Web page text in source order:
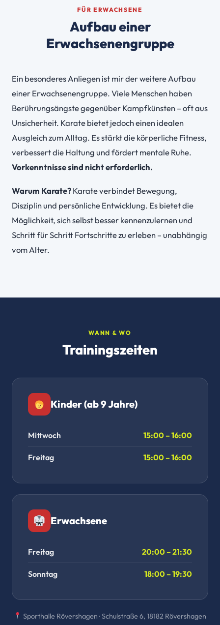
FÜR ERWACHSENE
Aufbau einer
Erwachsenengruppe
Ein besonderes Anliegen ist mir der weitere Aufbau
einer Erwachsenengruppe. Viele Menschen haben
Berührungsängste gegenüber Kampfkünsten – oft aus
Unsicherheit. Karate bietet jedoch einen idealen
Ausgleich zum Alltag. Es stärkt die körperliche Fitness,
verbessert die Haltung und fördert mentale Ruhe.
Vorkenntnisse sind nicht erforderlich.
Warum Karate?Karate verbindet Bewegung,
Disziplin und persönliche Entwicklung. Es bietet die
Möglichkeit, sich selbst besser kennenzulernen und
Schritt für Schritt Fortschritte zu erleben – unabhängig
vom Alter.
WANN & WO
Trainingszeiten
Kinder (ab 9 Jahre)
Mittwoch 15:00 – 16:00
Freitag 15:00 – 16:00
Erwachsene
Freitag 20:00 – 21:30
Sonntag 18:00 – 19:30
Sporthalle Rövershagen · Schulstraße 6, 18182 Rövershagen